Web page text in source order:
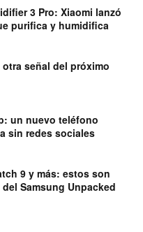
3 Pro: Xiaomi lanzó
purifica y humidifica
otra señal del próximo
un nuevo teléfono
sin redes sociales
9 y más: estos son
Samsung Unpacked